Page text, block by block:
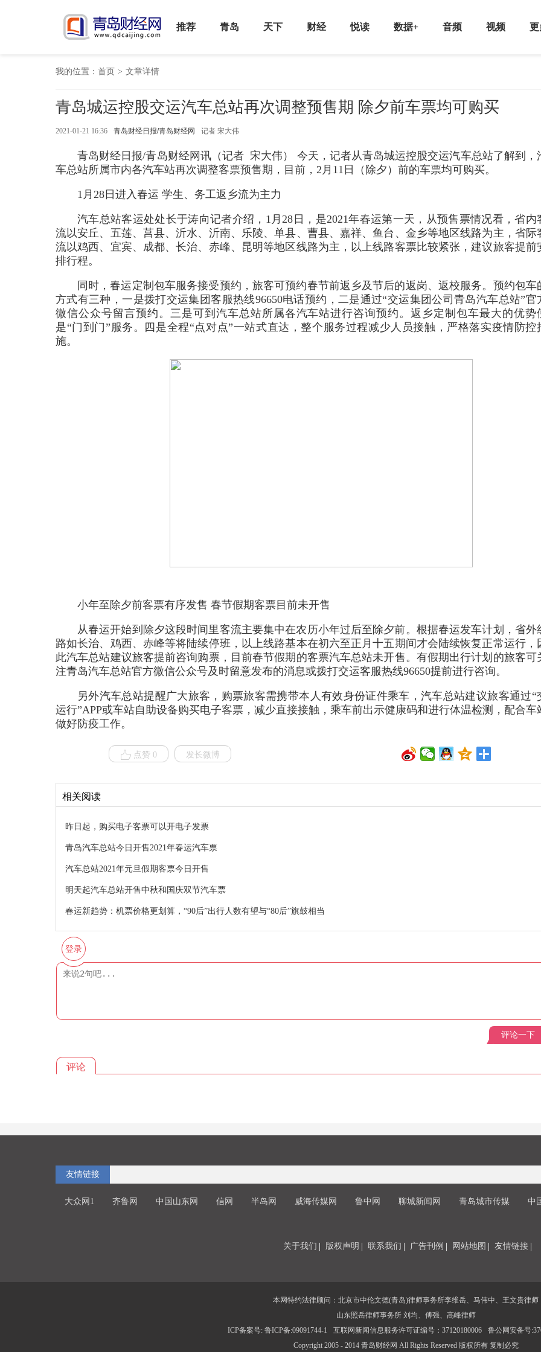
推荐 青岛 天下 财经 悦读 数据+ 音频 视频 更
我的位置： 首页 > 文章详情
青岛城运控股交运汽车总站再次调整预售期 除夕前车票均可购买
2021-01-21 16:36 青岛财经日报/青岛财经网 记者 宋大伟
青岛财经日报/青岛财经网讯（记者 宋大伟） 今天，记者从青岛城运控股交运汽车总站了解到，
车总站所属市内各汽车站再次调整客票预售期，目前，2月11日（除夕）前的车票均可购买。
1月28日进入春运 学生、务工返乡流为主力
汽车总站客运处处长于涛向记者介绍，1月28日，是2021年春运第一天，从预售票情况看，省内
流以安丘、五莲、莒县、沂水、沂南、乐陵、单县、曹县、嘉祥、鱼台、金乡等地区线路为主，省际
流以鸡西、宜宾、成都、长治、赤峰、昆明等地区线路为主，以上线路客票比较紧张，建议旅客提前
排行程。
同时，春运定制包车服务接受预约，旅客可预约春节前返乡及节后的返岗、返校服务。预约包车
方式有三种，一是拨打交运集团客服热线96650电话预约，二是通过“交运集团公司青岛汽车总站”官
微信公众号留言预约。三是可到汽车总站所属各汽车站进行咨询预约。返乡定制包车最大的优势
是“门到门”服务。四是全程“点对点”一站式直达，整个服务过程减少人员接触，严格落实疫情防控
施。
小年至除夕前客票有序发售 春节假期客票目前未开售
从春运开始到除夕这段时间里客流主要集中在农历小年过后至除夕前。根据春运发车计划，省外
路如长治、鸡西、赤峰等将陆续停班，以上线路基本在初六至正月十五期间才会陆续恢复正常运行，
此汽车总站建议旅客提前咨询购票，目前春节假期的客票汽车总站未开售。有假期出行计划的旅客可
注青岛汽车总站官方微信公众号及时留意发布的消息或拨打交运客服热线96650提前进行咨询。
另外汽车总站提醒广大旅客，购票旅客需携带本人有效身份证件乘车，汽车总站建议旅客通过“
运行”APP或车站自助设备购买电子客票，减少直接接触，乘车前出示健康码和进行体温检测，配合车
做好防疫工作。
点赞 0 发长微博
相关阅读
昨日起，购买电子客票可以开电子发票
青岛汽车总站今日开售2021年春运汽车票
汽车总站2021年元旦假期客票今日开售
明天起汽车总站开售中秋和国庆双节汽车票
春运新趋势：机票价格更划算，“90后”出行人数有望与“80后”旗鼓相当
登录
评论一下
评论
友情链接
大众网1 齐鲁网 中国山东网 信网 半岛网 威海传媒网 鲁中网 聊城新闻网 青岛城市传媒 中
关于我们 版权声明 联系我们 广告刊例 网站地图 友情链接
本网特约法律顾问：北京市中伦文德(青岛)律师事务所李维岳、马伟中、王文贵律师
山东照岳律师事务所 刘均、傅强、高峰律师
ICP备案号: 鲁ICP备:09091744-1
互联网新闻信息服务许可证编号：37120180006
鲁公网安备号
Copyright 2005 - 2014 青岛财经网 All Rights Reserved 版权所有 复制必究